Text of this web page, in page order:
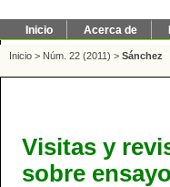
Inicio Acerca de
Inicio > Núm. 22 (2011) > Sánchez
Visitas y
sobre